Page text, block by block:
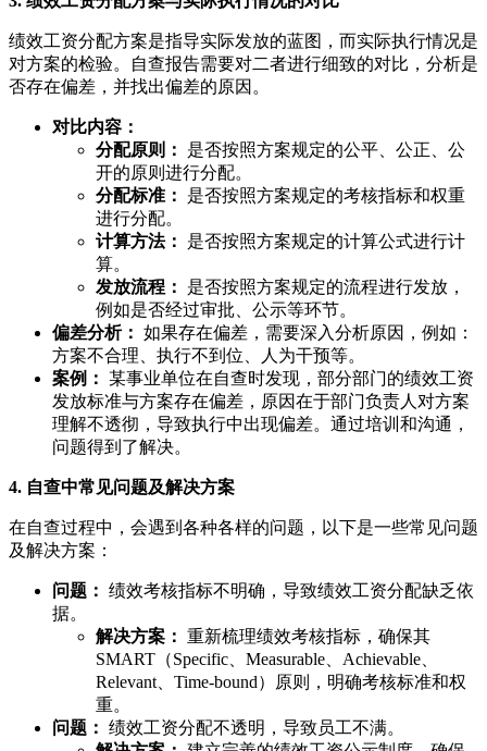
绩效工资分配方案是指导实际发放的蓝图，而实际执行情况是
对方案的检验。自查报告需要对二者进行细致的对比，分析是
否存在偏差，并找出偏差的原因。
对比内容：
分配原则：
是否按照方案规定的公平、公正、公
开的原则进行分配。
分配标准：
是否按照方案规定的考核指标和权重
进行分配。
计算方法：
是否按照方案规定的计算公式进行计
算。
发放流程：
是否按照方案规定的流程进行发放，
例如是否经过审批、公示等环节。
偏差分析： 如果存在偏差，需要深入分析原因，例如：
方案不合理、执行不到位、人为干预等。
案例： 某事业单位在自查时发现，部分部门的绩效工资
发放标准与方案存在偏差，原因在于部门负责人对方案
理解不透彻，导致执行中出现偏差。通过培训和沟通，
问题得到了解决。
4. 自查中常见问题及解决方案
在自查过程中，会遇到各种各样的问题，以下是一些常见问题
及解决方案：
问题： 绩效考核指标不明确，导致绩效工资分配缺乏依
据。
解决方案： 重新梳理绩效考核指标，确保其
SMART（Specific、Measurable、Achievable、
Relevant、Time-bound）原则，明确考核标准和权
重。
问题： 绩效工资分配不透明，导致员工不满。